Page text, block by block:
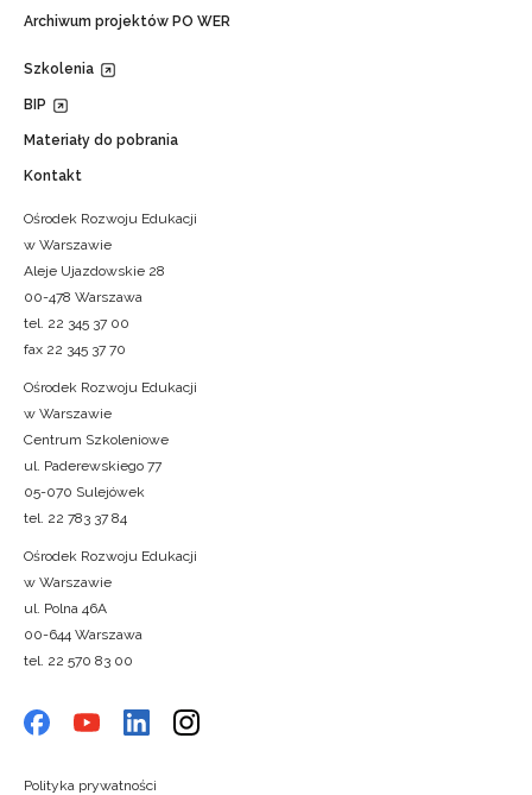
Archiwum projektów PO WER
Szkolenia
BIP
Materiały do pobrania
Kontakt
Ośrodek Rozwoju Edukacji
w Warszawie
Aleje Ujazdowskie 28
00-478 Warszawa
tel. 22 345 37 00
fax 22 345 37 70
Ośrodek Rozwoju Edukacji
w Warszawie
Centrum Szkoleniowe
ul. Paderewskiego 77
05-070 Sulejówek
tel. 22 783 37 84
Ośrodek Rozwoju Edukacji
w Warszawie
ul. Polna 46A
00-644 Warszawa
tel. 22 570 83 00
Polityka prywatności